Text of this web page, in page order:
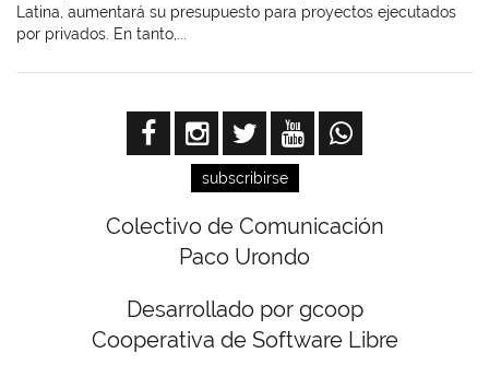
Latina, aumentará su presupuesto para proyectos ejecutados
por privados. En tanto,...
subscribirse
Colectivo de Comunicación
Paco Urondo
Desarrollado por gcoop
Cooperativa de Software Libre